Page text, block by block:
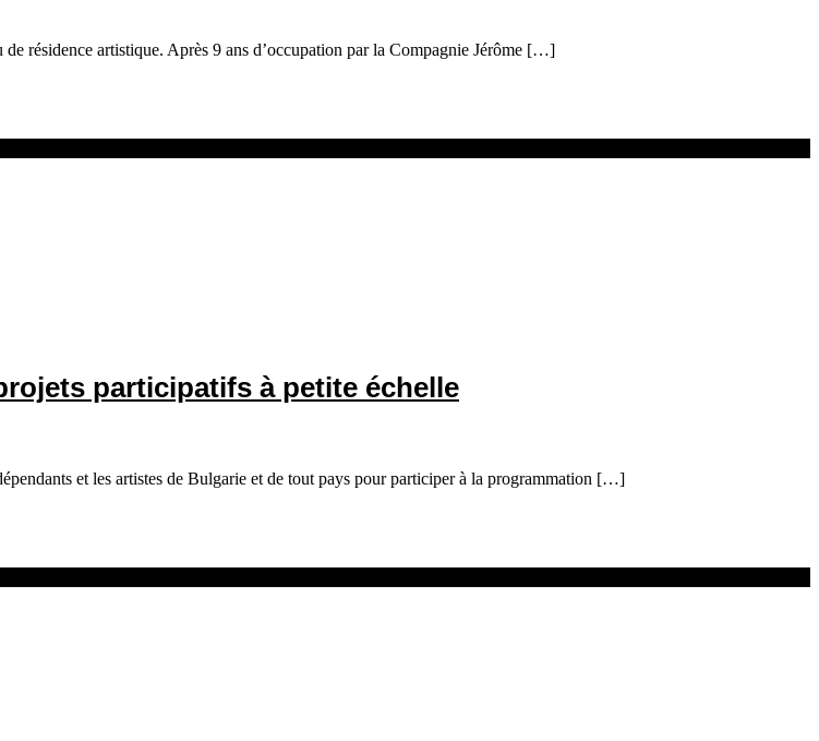
résidence artistique. Après 9 ans d’occupation par la Compagnie Jérôme […]
participatifs à petite échelle
et les artistes de Bulgarie et de tout pays pour participer à la programmation […]